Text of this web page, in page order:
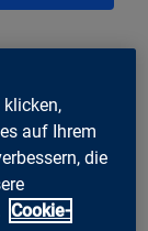
klicken,
auf Ihrem
die
Cookie-